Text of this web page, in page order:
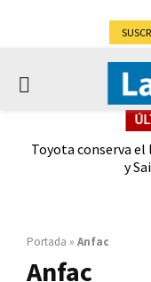
PRIMARY
Toyota conserva
y
Portada » Anfac
Anfac